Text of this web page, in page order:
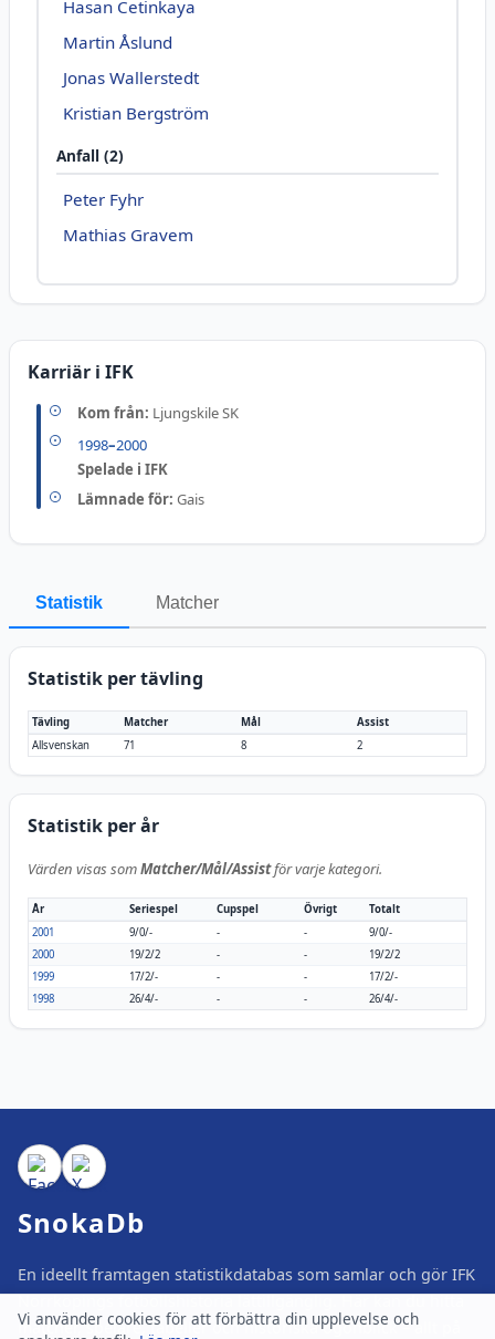
Vi använder cookies för att förbättra din upplevelse och
Hasan Cetinkaya
Martin Åslund
Jonas Wallerstedt
Kristian Bergström
Anfall (2)
Peter Fyhr
Mathias Gravem
Karriär i IFK
Kom från: Ljungskile SK
1998–2000
Spelade i IFK
Lämnade för: Gais
Statistik Matcher
Statistik per tävling
Tävling Matcher Mål
Assist
Allsvenskan
71 8 2
Statistik per år
Värden visas somMatcher/Mål/Assistför varje kategori.
År Seriespel Cupspel Övrigt
Totalt
2001
9/0/- - -
9/0/-
2000
19/2/2 - -
19/2/2
1999
17/2/- - -
17/2/-
1998
26/4/- - - 26/4/-
SnokaDb
En ideellt framtagen statistikdatabas som samlar och gör IFK
Norrköpings fotbollshistoria lättillgänglig. Här kan du hitta
matcher, spelare, tabeller och historiska ögonblick – allt på